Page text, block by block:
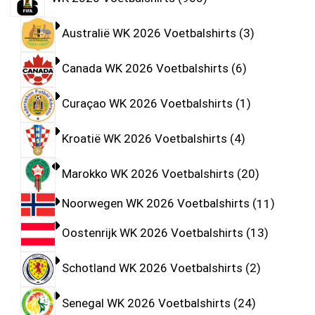
Australië WK 2026 Voetbalshirts 3
Canada WK 2026 Voetbalshirts 6
Curaçao WK 2026 Voetbalshirts 1
Kroatië WK 2026 Voetbalshirts 4
Marokko WK 2026 Voetbalshirts 20
Noorwegen WK 2026 Voetbalshirts 11
Oostenrijk WK 2026 Voetbalshirts 13
Schotland WK 2026 Voetbalshirts 2
Senegal WK 2026 Voetbalshirts 24